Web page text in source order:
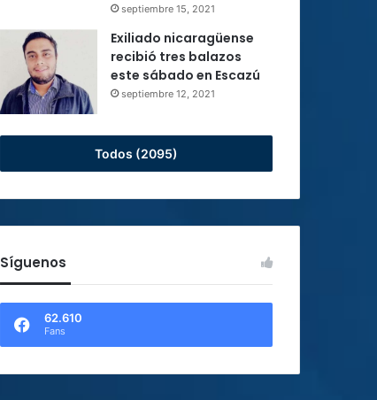
septiembre 15, 2021
Exiliado nicaragüense
recibió tres balazos
este sábado en Escazú
septiembre 12, 2021
Todos (2095)
Síguenos
62.610
Fans